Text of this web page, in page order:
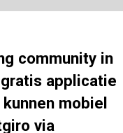
community in
applicatie
mobiel
via